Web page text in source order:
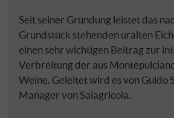
Seit seiner Gründung leistet das
Grundstück stehenden uralten
einen sehr wichtigen Beitrag zur
Verbreitung der aus
Weine. Geleitet wird es von Guido
Manager von Saiagricola.